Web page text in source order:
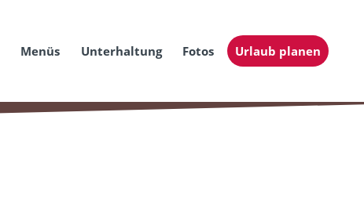
Menüs Unterhaltung Fotos Urlaub planen